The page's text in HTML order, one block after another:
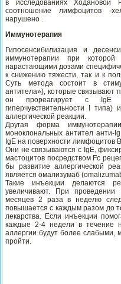
в исследованиях
соотношение лимфоцитов -
нарушено .
Иммунотерапия
Гипосенсибилизация и
иммунотерапии при которой
нарастающими дозами
к снижению тяжести, так и к
Суть метода состоит в
антитела»), которые связывают
он прореагирует с IgE
гиперчувствительности I
аллергической реакции.
Другая форма
моноклональных антител анти-
IgE на поверхности лимфоцитов
Они не связываются с IgE,
мастоцитов посредством Fc
бы развитие аллергической
является омализумаб
Такие инъекции делаются
увеличивают. При проведении
месяцев 2 раза в неделю
повышается с каждым разом до
лекарства. Если инъекции
каждые 2-4 недели в течение
аллергии будут более слабыми,
пройти.